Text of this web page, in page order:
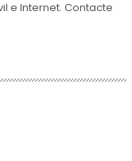
e Internet. Contacte